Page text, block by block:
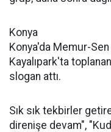
Konya
Konya'da Memur-
Kayalıpark'ta
slogan attı.
Sık sık tekbirler
direnişe devam",